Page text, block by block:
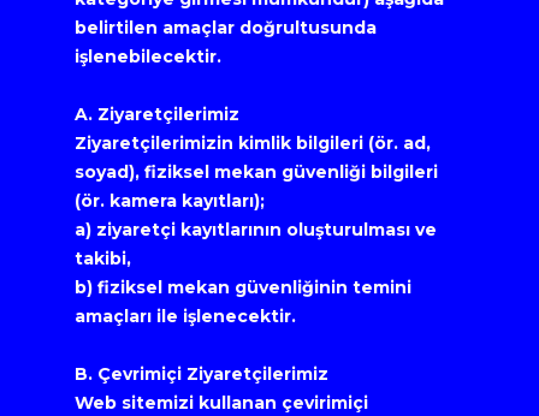
belirtilen amaçlar doğrultusunda
işlenebilecektir.
A. Ziyaretçilerimiz
Ziyaretçilerimizin kimlik bilgileri (ör. ad,
soyad), fiziksel mekan güvenliği bilgileri
(ör. kamera kayıtları);
a) ziyaretçi kayıtlarının oluşturulması ve
takibi,
b) fiziksel mekan güvenliğinin temini
amaçları ile işlenecektir.
B. Çevrimiçi Ziyaretçilerimiz
Web sitemizi kullanan çevirimiçi